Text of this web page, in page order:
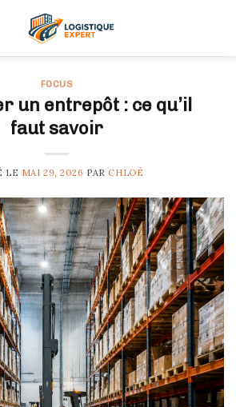
FOCUS
un entrepôt : ce qu’il
faut savoir
LE MAI 29, 2026 PARCHLOÉ